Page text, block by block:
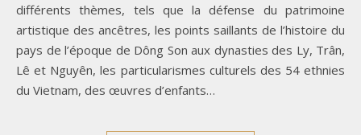
différents thèmes, tels que la défense du patrimoine
artistique des ancêtres, les points saillants de l’histoire du
pays de l’époque de Dông Son aux dynasties des Ly, Trân,
Lê et Nguyên, les particularismes culturels des 54 ethnies
du Vietnam, des œuvres d’enfants…